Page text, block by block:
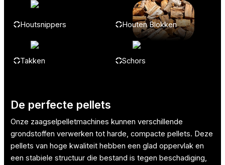
Houtsnippers Houten Blokken
Takken Schors
De perfecte pellets
Onze zaagselpelletmachines kunnen verschillende
grondstoffen verwerken tot harde, compacte pellets. Deze
pellets van hoge kwaliteit hebben een glad oppervlak en
een stabiele structuur die bestand is tegen beschadiging,